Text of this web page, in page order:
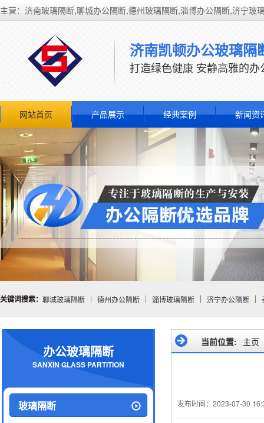
主营：济南玻璃隔断,聊城办公隔断,德州玻璃隔断,淄博办公隔断,济宁玻
济南凯顿办公玻璃隔
打造绿色健康 安静高雅的办
网站首页 产品展示 经典案例 新闻资
关键词搜索： 聊城玻璃隔断 德州办公隔断 淄博玻璃隔断 济宁办公隔断
办公玻璃隔断
SANXIN GLASS PARTITION
玻璃隔断
当前位置: 主页
发布时间：2023-07-30